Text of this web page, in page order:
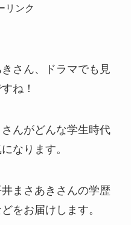
リンク
さん、ドラマでも見
ね！
んがどんな学生時代
なります。
まさあきさんの学歴
をお届けします。